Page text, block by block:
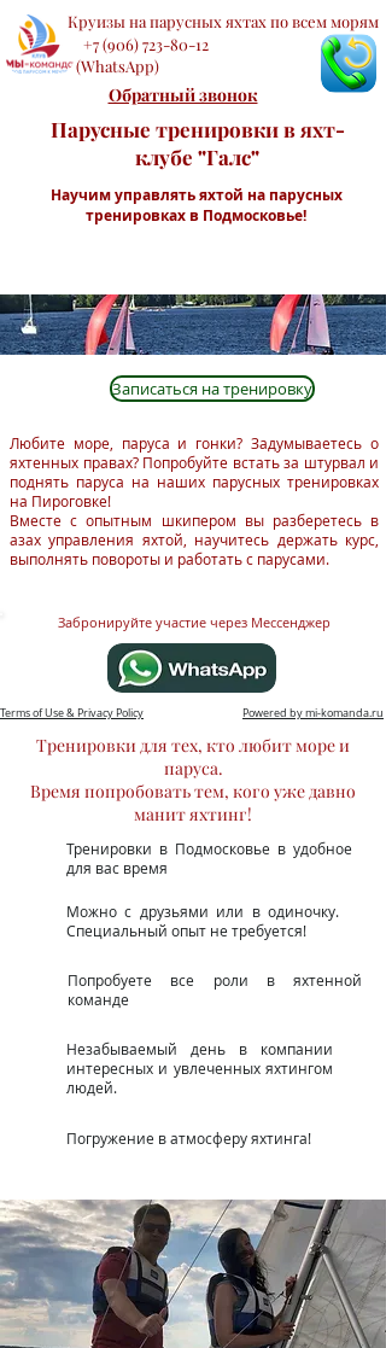
Круизы на парусных яхтах по всем морям
+7 (906) 723-80-12
(WhatsApp)
Обратный звонок
Парусные тренировки в яхт-
клубе "Галс"
Научим управлять яхтой на парусных
тренировках в Подмосковье!
Записаться на тренировку
Любите море, паруса и гонки? Задумываетесь о
яхтенных правах? Попробуйте встать за штурвал и
поднять паруса на наших парусных тренировках
на Пироговке!
Вместе с опытным шкипером вы разберетесь в
азах управления яхтой, научитесь держать курс,
выполнять повороты и работать с парусами.
Забронируйте участие через Мессенджер
Terms of Use & Privacy Policy Powered by mi-komanda.ru
Тренировки для тех, кто любит море и
паруса.
Время попробовать тем, кого уже давно
манит яхтинг!
Тренировки в Подмосковье в удобное
для вас время
Можно с друзьями или в одиночку.
Специальный опыт не требуется!
Попробуете все роли в яхтенной
команде
Незабываемый день в компании
интересных и увлеченных яхтингом
людей.
Погружение в атмосферу яхтинга!